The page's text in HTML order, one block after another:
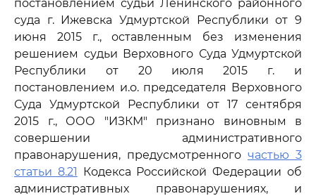
постановлением судьи Ленинского районного
суда г. Ижевска Удмуртской Республики от 9
июня 2015 г., оставленным без изменения
решением судьи Верховного Суда Удмуртской
Республики от 20 июля 2015 г. и
постановлением и.о. председателя Верховного
Суда Удмуртской Республики от 17 сентября
2015 г., ООО "ИЗКМ" признано виновным в
совершении административного
правонарушения, предусмотренного частью 3
статьи 8.21 Кодекса Российской Федерации об
административных правонарушениях, и